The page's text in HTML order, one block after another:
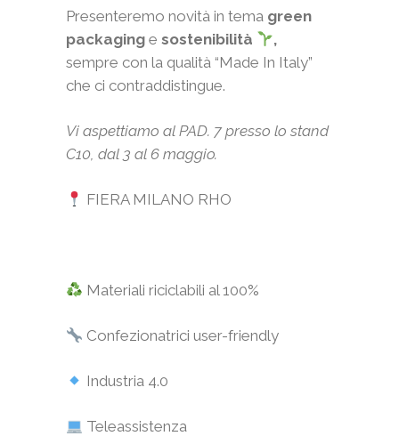
Presenteremo novità in tema green
packaging e sostenibilità
,
sempre con la qualità “Made In Italy”
che ci contraddistingue.
Vi aspettiamo al PAD. 7 presso lo stand
C10, dal 3 al 6 maggio.
FIERA MILANO RHO
Materiali riciclabili al 100%
Confezionatrici user-friendly
Industria 4.0
Teleassistenza